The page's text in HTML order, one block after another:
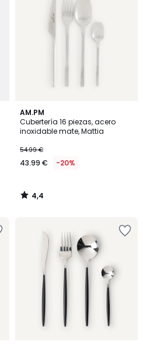
AM.PM
Cubertería 16 piezas, acero
inoxidable mate, Mattia
54.99 €
43.99 € -20%
4,4
/ 5
4,4
/